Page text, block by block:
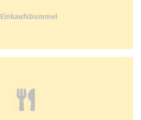
Einkaufsbummel